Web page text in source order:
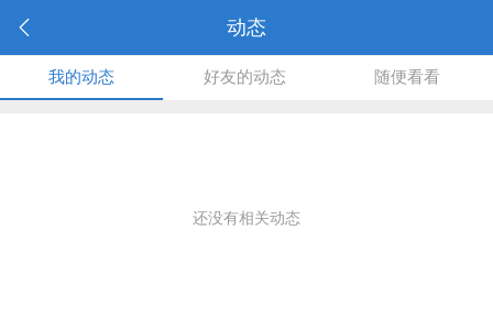
动态
我的动态 好友的动态 随便看看
还没有相关动态